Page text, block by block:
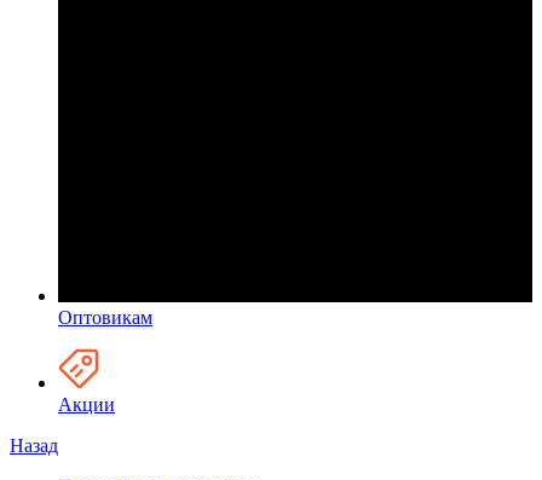
Оптовикам
Акции
Назад